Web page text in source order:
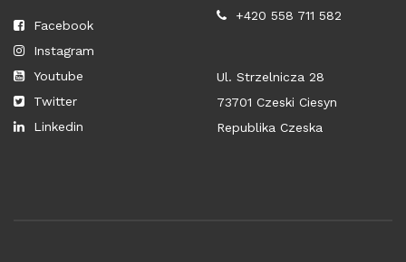
Facebook
Instagram
Youtube
Twitter
Linkedin
+420 558 711 582
Ul. Strzelnicza 28
73701 Czeski Ciesyn
Republika Czeska